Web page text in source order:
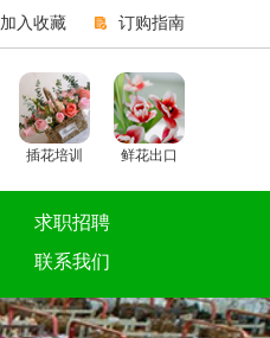
加入收藏 订购指南
插花培训 鲜花出口
求职招聘
联系我们